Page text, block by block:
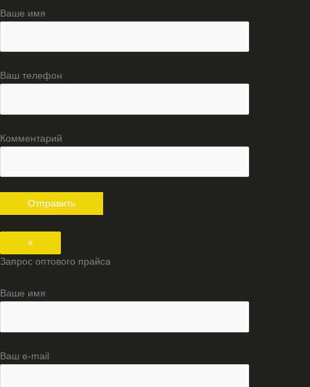
Ваше имя
Ваш телефон
Комментарий
×
Запрос оптового прайса
Ваше имя
Ваш e-mail